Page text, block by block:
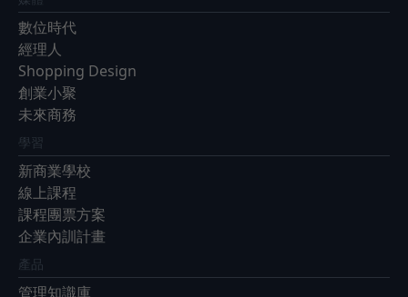
數位時代
經理人
Shopping Design
創業小聚
未來商務
學習
新商業學校
線上課程
課程團票方案
企業內訓計畫
產品
管理知識庫